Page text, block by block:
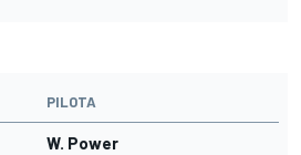
PILOTA
W. Power